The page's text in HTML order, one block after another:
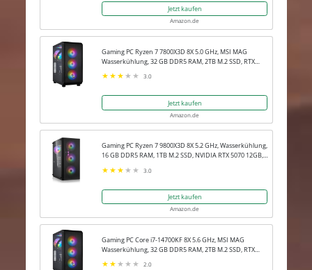
Jetzt kaufen
Amazon.de
Gaming PC Ryzen 7 7800X3D 8X 5.0 GHz, MSI MAG
Wasserkühlung, 32 GB DDR5 RAM, 2TB M.2 SSD, RTX
3.0
Jetzt kaufen
Amazon.de
Gaming PC Ryzen 7 9800X3D 8X 5.2 GHz, Wasserkühlung,
16 GB DDR5 RAM, 1TB M.2 SSD, NVIDIA RTX 5070 12GB,
3.0
Jetzt kaufen
Amazon.de
Gaming PC Core i7-14700KF 8X 5.6 GHz, MSI MAG
Wasserkühlung, 32 GB DDR5 RAM, 2TB M.2 SSD, RTX
2.0